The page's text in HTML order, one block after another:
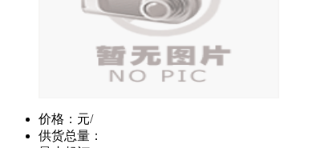
价格： 元/
供货总量：